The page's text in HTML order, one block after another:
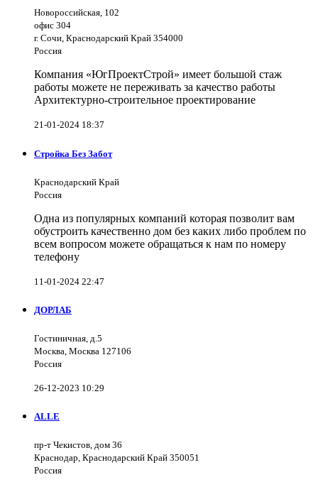
Новороссийская, 102
офис 304
г. Сочи, Краснодарский Край 354000
Россия
Компания «ЮгПроектСтрой» имеет большой стаж
работы можете не переживать за качество работы
Архитектурно-строительное проектирование
21-01-2024 18:37
Стройка Без Забот
Краснодарский Край
Россия
Одна из популярных компаний которая позволит вам
обустроить качественно дом без каких либо проблем по
всем вопросом можете обращаться к нам по номеру
телефону
11-01-2024 22:47
ДОРЛАБ
Гостиничная, д.5
Москва, Москва 127106
Россия
26-12-2023 10:29
ALLE
пр-т Чекистов, дом 36
Краснодар, Краснодарский Край 350051
Россия